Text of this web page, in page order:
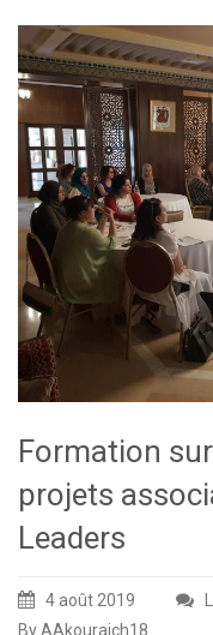
Formation
projets
Leaders
4 août 2019
By AAkouraich18